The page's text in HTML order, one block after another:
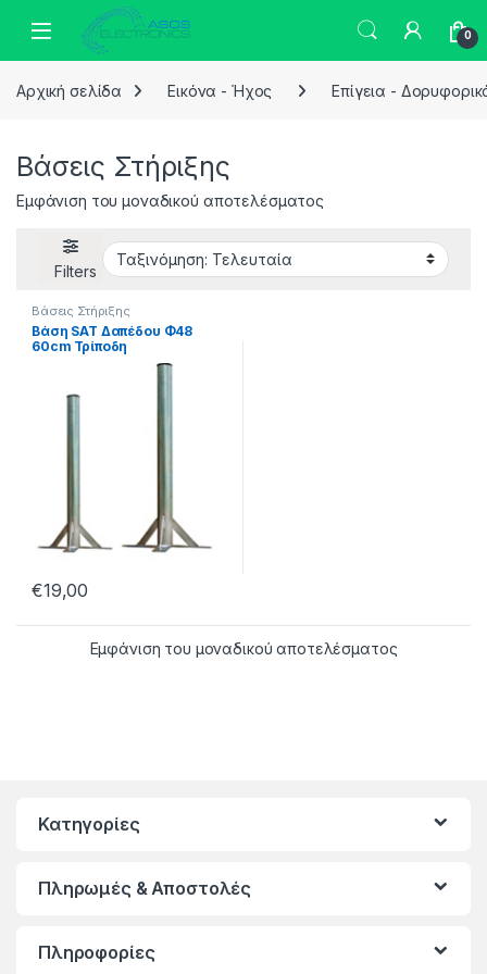
Skip to navigation
Skip to content
0
Αρχική σελίδα Εικόνα - Ήχος Επίγεια -
Βάσεις Στήριξης
Εμφάνιση του μοναδικού αποτελέσματος
Filters
Βάσεις Στήριξης
Βάση SAT Δαπέδου Φ48
60cm Τρίποδη
€19,00
Εμφάνιση του μοναδικού αποτελέσματος
Κατηγορίες
Πληρωμές & Αποστολές
Πληροφορίες